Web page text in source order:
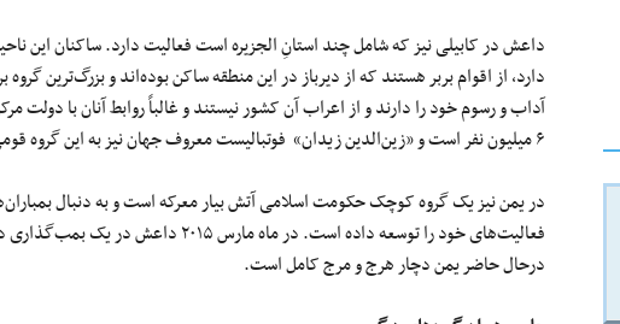
داعش در کابیلی نیز که شامل چند استانِ ‌الجزیره است فعالیت دارد. ساکنان این
دارد، از اقوام بربر هستند که از دیرباز در این منطقه ساکن بوده‌اند و بزرگ‌ترین
۶ میلیون نفر است و «زین‌الدین زیدان» فوتبالیست معروف جهان نیز به این گروه قومی تعلق دارد.
در یمن نیز یک گروه کوچک حکومت اسلامی آتش‌ بیار معرکه است و به دنبال
درحال حاضر یمن دچار هرج و مرج کامل است.